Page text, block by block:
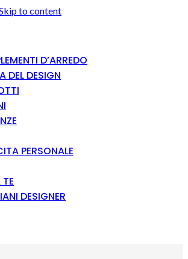
to content
D’ARREDO
DEL DESIGN
PERSONALE
DESIGNER